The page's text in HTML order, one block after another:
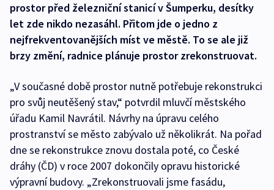
prostor před železniční stanicí v Šumperku, desítky
let zde nikdo nezasáhl. Přitom jde o jedno z
nejfrekventovanějších míst ve městě. To se ale již
brzy změní, radnice plánuje prostor zrekonstruovat.
„V současné době prostor nutně potřebuje rekonstrukci
pro svůj neutěšený stav,“ potvrdil mluvčí městského
úřadu Kamil Navrátil. Návrhy na úpravu celého
prostranství se město zabývalo už několikrát. Na pořad
dne se rekonstrukce znovu dostala poté, co České
dráhy (ČD) v roce 2007 dokončily opravu historické
výpravní budovy. „Zrekonstruovali jsme fasádu,